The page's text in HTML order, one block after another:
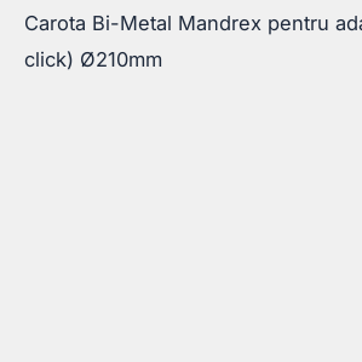
Carota Bi-Metal Mandrex pentru
click) Ø210mm